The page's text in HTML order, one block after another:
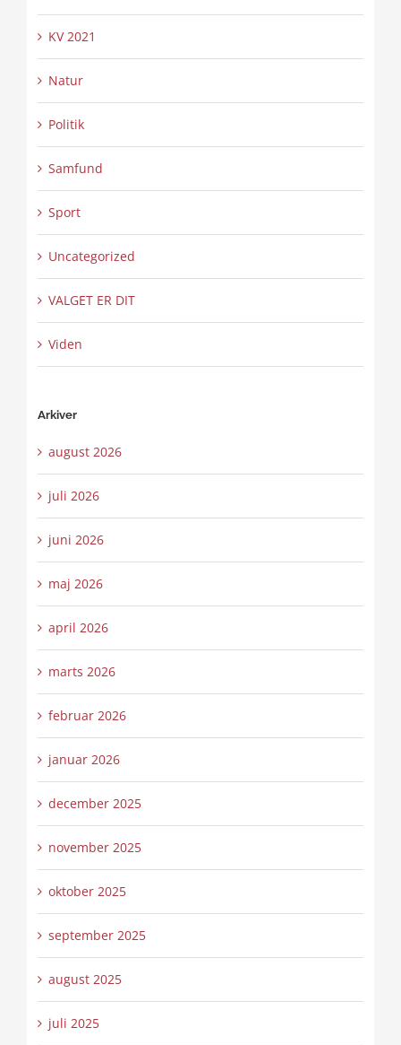
KV 2021
Natur
Politik
Samfund
Sport
Uncategorized
VALGET ER DIT
Viden
Arkiver
august 2026
juli 2026
juni 2026
maj 2026
april 2026
marts 2026
februar 2026
januar 2026
december 2025
november 2025
oktober 2025
september 2025
august 2025
juli 2025